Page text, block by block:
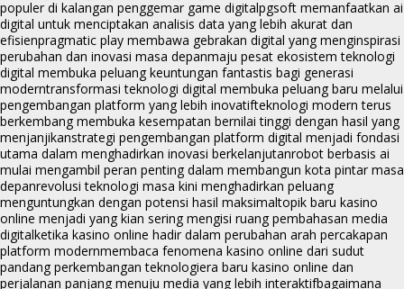
populer di kalangan penggemar game digitalpgsoft memanfaatkan ai
digital untuk menciptakan analisis data yang lebih akurat dan
efisienpragmatic play membawa gebrakan digital yang menginspirasi
perubahan dan inovasi masa depanmaju pesat ekosistem teknologi
digital membuka peluang keuntungan fantastis bagi generasi
moderntransformasi teknologi digital membuka peluang baru melalui
pengembangan platform yang lebih inovatifteknologi modern terus
berkembang membuka kesempatan bernilai tinggi dengan hasil yang
menjanjikanstrategi pengembangan platform digital menjadi fondasi
utama dalam menghadirkan inovasi berkelanjutanrobot berbasis ai
mulai mengambil peran penting dalam membangun kota pintar masa
depanrevolusi teknologi masa kini menghadirkan peluang
menguntungkan dengan potensi hasil maksimaltopik baru kasino
online menjadi yang kian sering mengisi ruang pembahasan media
digitalketika kasino online hadir dalam perubahan arah percakapan
platform modernmembaca fenomena kasino online dari sudut
pandang perkembangan teknologiera baru kasino online dan
perjalanan panjang menuju media yang lebih interaktifbagaimana